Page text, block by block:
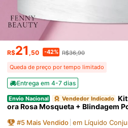
R$21 ,50 -42% R$36,90
Queda de preço por tempo limitado
Entrega em 4-7 dias
Envio Nacional Vendedor Indicado
ora Rosa Mosqueta + Blindagem
uty Festa Junina
#5 Mais Vendido em Líquido